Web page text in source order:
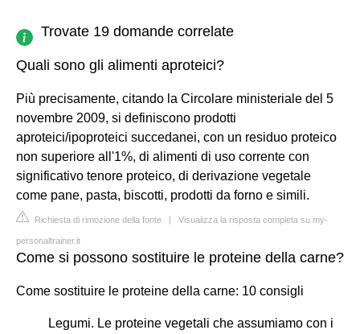
Trovate 19 domande correlate
Quali sono gli alimenti aproteici?
Più precisamente, citando la Circolare ministeriale del 5
novembre 2009, si definiscono prodotti
aproteici/ipoproteici succedanei, con un residuo proteico
non superiore all'1%, di alimenti di uso corrente con
significativo tenore proteico, di derivazione vegetale
come pane, pasta, biscotti, prodotti da forno e simili.
Richiesta di rimozione della fonte | Visualizza la risposta completa su my-
personaltrainer.it
Come si possono sostituire le proteine della carne?
Come sostituire le proteine della carne: 10 consigli
Legumi. Le proteine vegetali che assumiamo con i